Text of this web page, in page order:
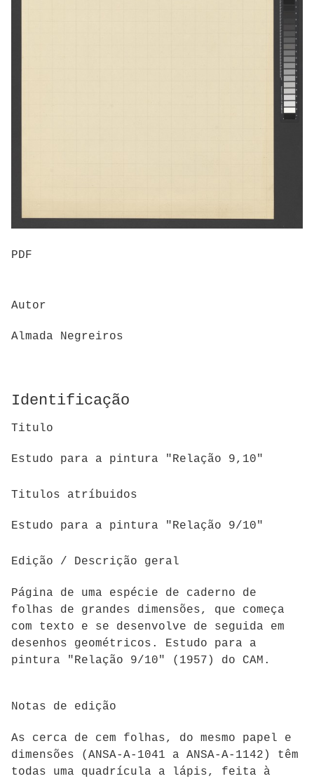
PDF
Autor
Almada Negreiros
Identificação
Titulo
Estudo para a pintura "Relação 9,10"
Titulos atríbuidos
Estudo para a pintura "Relação 9/10"
Edição / Descrição geral
Página de uma espécie de caderno de
folhas de grandes dimensões, que começa
com texto e se desenvolve de seguida em
desenhos geométricos. Estudo para a
pintura "Relação 9/10" (1957) do CAM.
Notas de edição
As cerca de cem folhas, do mesmo papel e
dimensões (ANSA-A-1041 a ANSA-A-1142) têm
todas uma quadrícula a lápis, feita à